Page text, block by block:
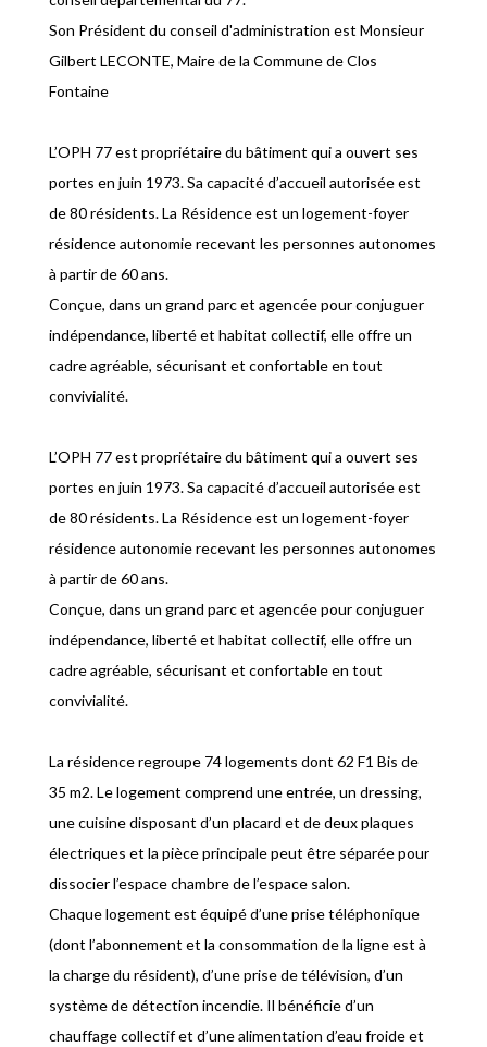
Son Président du conseil d'administration est Monsieur
Gilbert LECONTE, Maire de la Commune de Clos
Fontaine
L’OPH 77 est propriétaire du bâtiment qui a ouvert ses
portes en juin 1973. Sa capacité d’accueil autorisée est
de 80 résidents. La Résidence est un logement-foyer
résidence autonomie recevant les personnes autonomes
à partir de 60 ans.
Conçue, dans un grand parc et agencée pour conjuguer
indépendance, liberté et habitat collectif, elle offre un
cadre agréable, sécurisant et confortable en tout
convivialité.
L’OPH 77 est propriétaire du bâtiment qui a ouvert ses
portes en juin 1973. Sa capacité d’accueil autorisée est
de 80 résidents. La Résidence est un logement-foyer
résidence autonomie recevant les personnes autonomes
à partir de 60 ans.
Conçue, dans un grand parc et agencée pour conjuguer
indépendance, liberté et habitat collectif, elle offre un
cadre agréable, sécurisant et confortable en tout
convivialité.
La résidence regroupe 74 logements dont 62 F1 Bis de
35 m2. Le logement comprend une entrée, un dressing,
une cuisine disposant d’un placard et de deux plaques
électriques et la pièce principale peut être séparée pour
dissocier l’espace chambre de l’espace salon.
Chaque logement est équipé d’une prise téléphonique
(dont l’abonnement et la consommation de la ligne est à
la charge du résident), d’une prise de télévision, d’un
système de détection incendie. Il bénéficie d’un
chauffage collectif et d’une alimentation d’eau froide et